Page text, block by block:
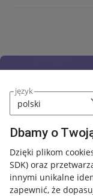
język
Dbamy o
Dzięki plikom
SDK) oraz
innymi unikalne
zapewnić, że